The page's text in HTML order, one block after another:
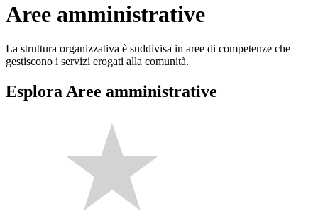
Aree amministrative
La struttura organizzativa è suddivisa in aree di competenze che
gestiscono i servizi erogati alla comunità.
Esplora Aree amministrative